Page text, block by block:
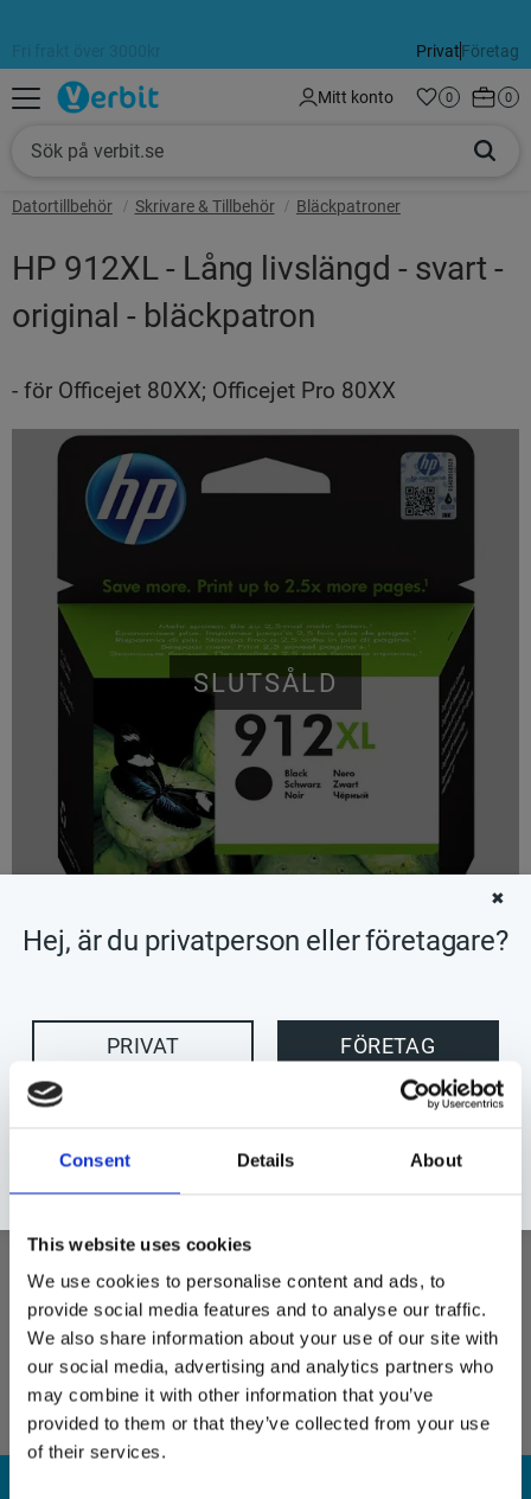
Consent Details About
This website uses cookies
We use cookies to personalise content and ads, to
provide social media features and to analyse our traffic.
We also share information about your use of our site with
our social media, advertising and analytics partners who
may combine it with other information that you’ve
provided to them or that they’ve collected from your use
of their services.
PrivatFöretag
Mitt konto Favoriter
Antal
0 0
Datortillbehör Skrivare & Tillbehör Bläckpatroner
HP 912XL - Lång livslängd - svart -
original - bläckpatron
- för Officejet 80XX; Officejet Pro 80XX
SLUTSÅLD
Lägg till i favoriter
BEVAKA
Lagerstatus
Slutsåld
Tillv. artikelnr
3YL84AE#BGX
Tillverkare
Handla enkelt med
Visa alla produkter från HP.Inc
- för Officejet 80XX; Officejet Pro 80XX
Hej, är du privatperson eller företagare?
PRIVAT FÖRETAG
✖